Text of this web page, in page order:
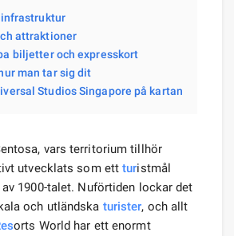
attraktioner
biljetter och expresskort
man tar sig dit
Studios Singapore på kartan
vars territorium tillhör
utvecklats som ettturistmål
1900-talet. Nuförtiden lockar det
och utländska turister, och allt
orts World har ett enormt